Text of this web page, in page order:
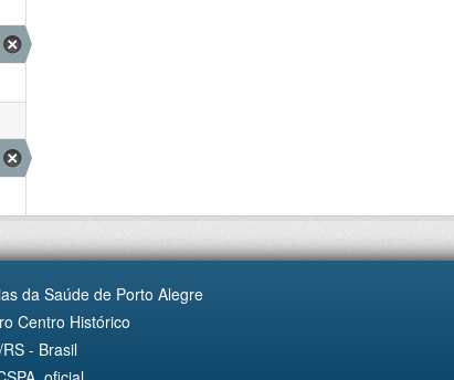
da Saúde de Porto Alegre
Centro Histórico
- Brasil